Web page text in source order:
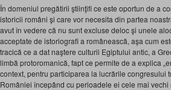
În domeniul pregătirii ştiinţifi ce este oportun de a
istoricii români şi care vor necesita din partea
avut în vedere că nu sunt excluse deloc şi unele
acceptate de istoriografi a românească, aşa cum
tracică ce a dat naştere culturii Egiptului antic, a
limbă protoromanică, fapt ce permite de a explica
context, pentru participarea la lucrările
României începând cu perioadele ei cele mai